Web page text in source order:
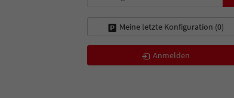
Meine letzte Konfiguration (0)
Anmelden